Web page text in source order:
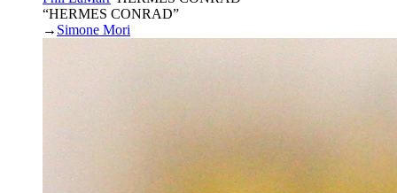
“HERMES CONRAD”
→ Simone Mori